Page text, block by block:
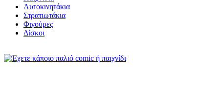
Αυτοκινητάκια
Στρατιωτάκια
Φιγούρες
Δίσκοι